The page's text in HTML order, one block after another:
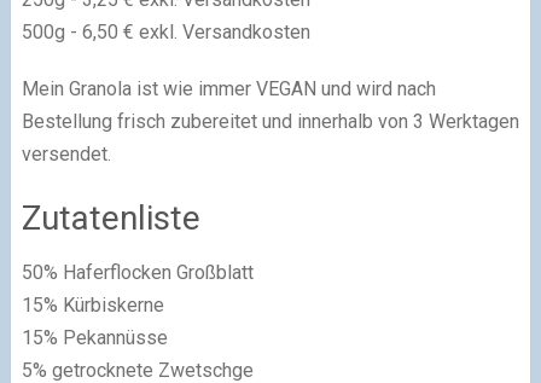
500g - 6,50 € exkl. Versandkosten
Mein Granola ist wie immer VEGAN und wird nach
Bestellung frisch zubereitet und innerhalb von 3 Werktagen
versendet.
Zutatenliste
50% Haferflocken Großblatt
15% Kürbiskerne
15% Pekannüsse
5% getrocknete Zwetschge